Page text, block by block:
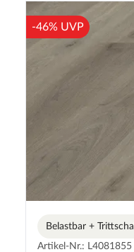
-46% UVP
Belastbar + Trittschall
Artikel-Nr.: L4081855